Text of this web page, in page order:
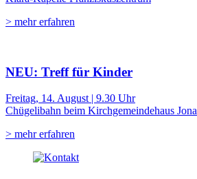
> mehr erfahren
NEU: Treff für Kinder
Freitag, 14. August | 9.30 Uhr
Chügelibahn beim Kirchgemeindehaus Jona
> mehr erfahren